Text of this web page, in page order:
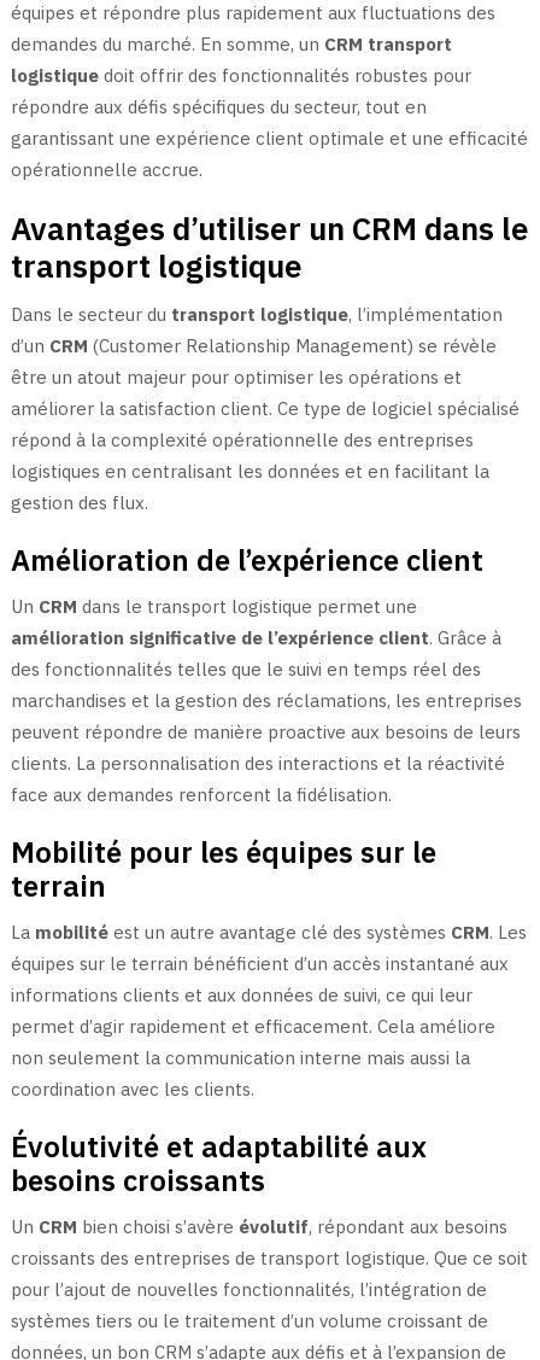
équipes et répondre plus rapidement aux fluctuations des
demandes du marché. En somme, un CRM transport
logistiquedoit offrir des fonctionnalités robustes pour
répondre aux défis spécifiques du secteur, tout en
garantissant une expérience client optimale et une efficacité
opérationnelle accrue.
Avantages d’utiliser un CRM dans le
transport logistique
Dans le secteur du transport logistique, l’implémentation
d’un CRM (Customer Relationship Management) se révèle
être un atout majeur pour optimiser les opérations et
améliorer la satisfaction client. Ce type de logiciel spécialisé
répond à la complexité opérationnelle des entreprises
logistiques en centralisant les données et en facilitant la
gestion des flux.
Amélioration de l’expérience client
Un CRM dans le transport logistique permet une
amélioration significative de l’expérience client. Grâce à
des fonctionnalités telles que le suivi en temps réel des
marchandises et la gestion des réclamations, les entreprises
peuvent répondre de manière proactive aux besoins de leurs
clients. La personnalisation des interactions et la réactivité
face aux demandes renforcent la fidélisation.
Mobilité pour les équipes sur le
terrain
La mobilitéest un autre avantage clé des systèmes CRM. Les
équipes sur le terrain bénéficient d’un accès instantané aux
informations clients et aux données de suivi, ce qui leur
permet d’agir rapidement et efficacement. Cela améliore
non seulement la communication interne mais aussi la
coordination avec les clients.
Évolutivité et adaptabilité aux
besoins croissants
Un CRM bien choisi s’avère évolutif, répondant aux besoins
croissants des entreprises de transport logistique. Que ce soit
pour l’ajout de nouvelles fonctionnalités, l’intégration de
systèmes tiers ou le traitement d’un volume croissant de
données, un bon CRM s’adapte aux défis et à l’expansion de